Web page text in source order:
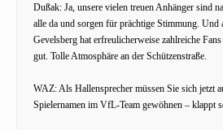
Dußak: Ja, unsere vielen treuen Anhänger sind
alle da und sorgen für prächtige Stimmung. Und
Gevelsberg hat erfreulicherweise zahlreiche
gut. Tolle Atmosphäre an der Schützenstraße.
WAZ: Als Hallensprecher müssen Sie sich jetzt
Spielernamen im VfL-Team gewöhnen – klappt